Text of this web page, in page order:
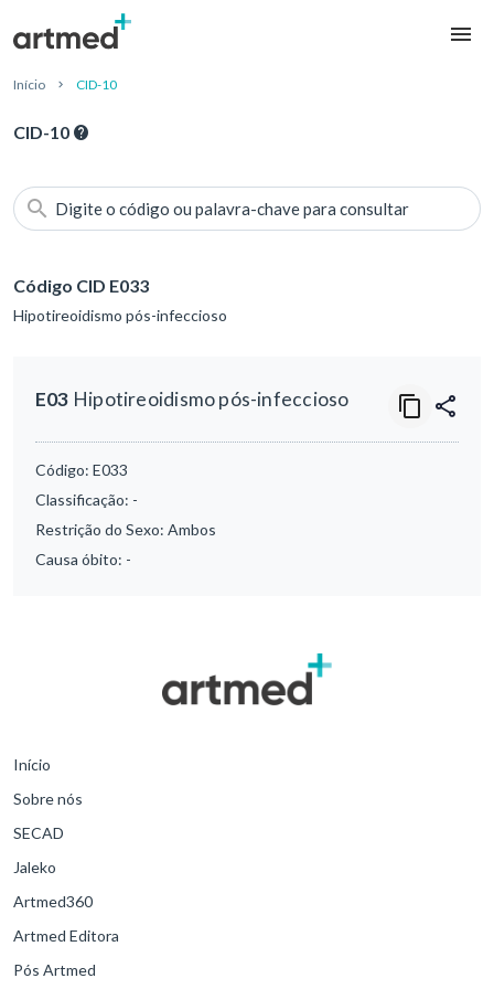
Início CID-10
CID-10
Digite o código ou palavra-chave para consultar
Código CID E033
Hipotireoidismo pós-infeccioso
E03 Hipotireoidismo pós-infeccioso
Código: E033
Classificação: -
Restrição do Sexo: Ambos
Causa óbito: -
Início
Sobre nós
SECAD
Jaleko
Artmed360
Artmed Editora
Pós Artmed